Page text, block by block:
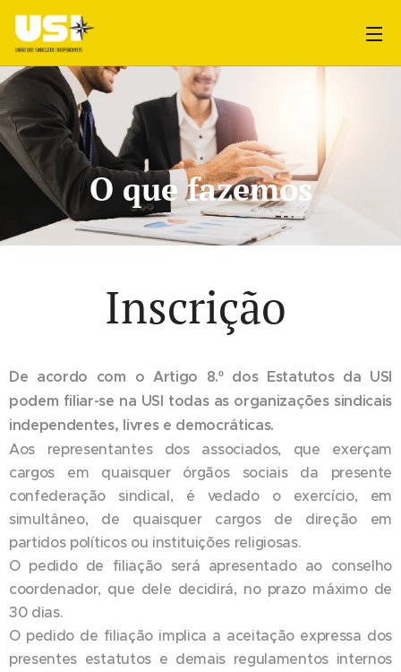
O que fazemos
Inscrição
De acordo com o Artigo 8.º dos Estatutos da USI
podem filiar-se na USI todas as organizações sindicais
independentes, livres e democráticas.
Aos representantes dos associados, que exerçam
cargos em quaisquer órgãos sociais da presente
confederação sindical, é vedado o exercício, em
simultâneo, de quaisquer cargos de direção em
partidos políticos ou instituições religiosas.
O pedido de filiação será apresentado ao conselho
coordenador, que dele decidirá, no prazo máximo de
30 dias.
O pedido de filiação implica a aceitação expressa dos
presentes estatutos e demais regulamentos internos